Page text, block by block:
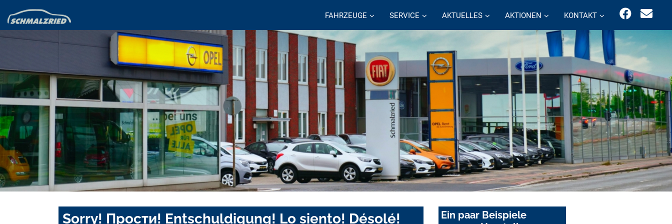
FAHRZEUGE SERVICE AKTUELLES AKTIONEN KONTAKT
Sorry! Прости! Entschuldigung! Lo siento! Désolé!
Ein paar Beispiele